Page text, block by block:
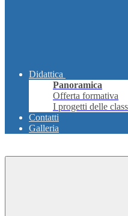
Didattica
Panoramica
Offerta formativa
I progetti delle
Contatti
Galleria